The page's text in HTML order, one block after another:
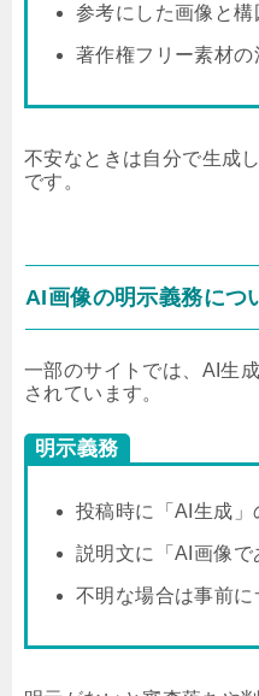
参考にした画像と
著作権フリー素材の
不安なときは自分で生成
です。
AI画像の明示義務につ
一部のサイトでは、AI生
されています。
明示義務
投稿時に「AI生成
説明文に「AI画像で
不明な場合は事前